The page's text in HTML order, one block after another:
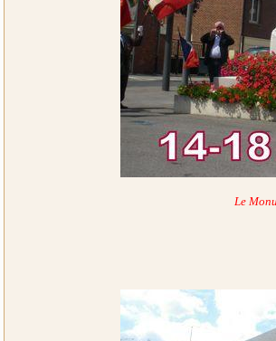
Le